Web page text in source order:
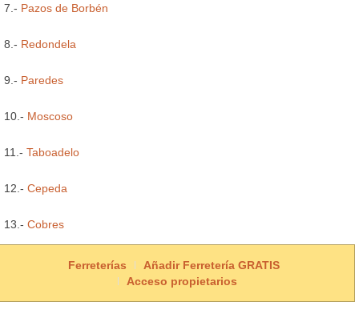
7.- Pazos de Borbén
8.- Redondela
9.- Paredes
10.- Moscoso
11.- Taboadelo
12.- Cepeda
13.- Cobres
Ferreterías
Añadir Ferretería GRATIS
Acceso propietarios